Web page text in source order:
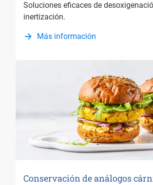
Soluciones eficaces de
inertización.
Más información
Conservación de análogos